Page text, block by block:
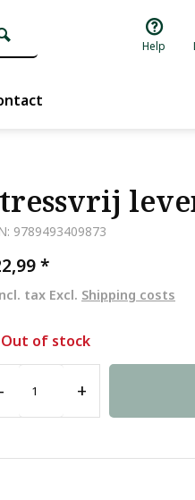
Help
9789493409873
*
tax Excl. Shipping costs
Out of stock
- +